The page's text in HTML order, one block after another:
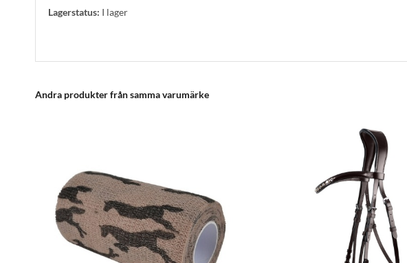
Lagerstatus: I lager
Andra produkter från samma varumärke